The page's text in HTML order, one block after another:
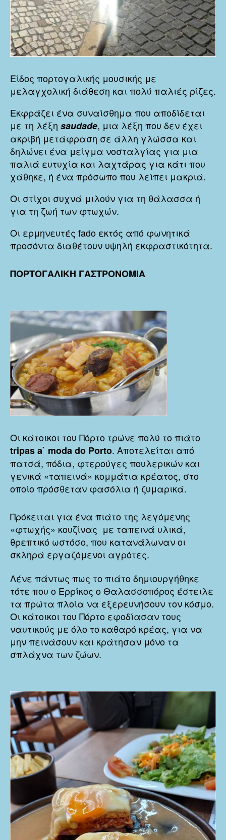
Είδος πορτογαλικής μουσικής με
μελαγχολική διάθεση και πολύ παλιές ρίζες.
Εκφράζει ένα συναίσθημα που αποδίδεται
με τη λέξη saudade, μια λέξη που δεν έχει
ακριβή μετάφραση σε άλλη γλώσσα και
δηλώνει ένα μείγμα νοσταλγίας για μια
παλιά ευτυχία και λαχτάρας για κάτι που
χάθηκε, ή ένα πρόσωπο που λείπει μακριά.
Οι στίχοι συχνά μιλούν για τη θάλασσα ή
για τη ζωή των φτωχών.
Οι ερμηνευτές fado εκτός από φωνητικά
προσόντα διαθέτουν υψηλή εκφραστικότητα.
ΠΟΡΤΟΓΑΛΙΚΗ ΓΑΣΤΡΟΝΟΜΙΑ
Οι κάτοικοι του Πόρτο τρώνε πολύ το πιάτο
tripas a` moda do Porto. Αποτελείται από
πατσά, πόδια, φτερούγες πουλερικών και
γενικά «ταπεινά» κομμάτια κρέατος, στο
οποίο πρόσθεταν φασόλια ή ζυμαρικά.
Πρόκειται για ένα πιάτο της λεγόμενης
«φτωχής» κουζίνας με ταπεινά υλικά,
θρεπτικό ωστόσο, που κατανάλωναν οι
σκληρά εργαζόμενοι αγρότες.
Λένε πάντως πως το πιάτο δημιουργήθηκε
τότε που ο Ερρίκος ο Θαλασσοπόρος έστειλε
τα πρώτα πλοία να εξερευνήσουν τον κόσμο.
Οι κάτοικοι του Πόρτο εφοδίασαν τους
ναυτικούς με όλο το καθαρό κρέας, για να
μην πεινάσουν και κράτησαν μόνο τα
σπλάχνα των ζώων.